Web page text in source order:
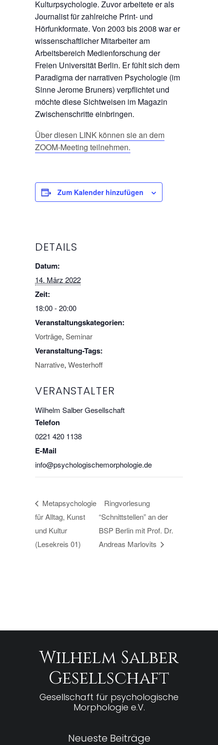
Kulturpsychologie. Zuvor arbeitete er als
Journalist für zahlreiche Print- und
Hörfunkformate. Von 2003 bis 2008 war er
wissenschaftlicher Mitarbeiter am
Arbeitsbereich Medienforschung der
Freien Universität Berlin. Er fühlt sich dem
Paradigma der narrativen Psychologie (im
Sinne Jerome Bruners) verpflichtet und
möchte diese Sichtweisen im Magazin
Zwischenschritte einbringen.
Über diesen LINK können sie an dem
ZOOM-Meeting teilnehmen.
Zum Kalender hinzufügen
DETAILS
Datum:
14. März 2022
Zeit:
18:00 - 20:00
Veranstaltungskategorien:
Vorträge, Seminar
Veranstaltung-Tags:
Narrative, Westerhoff
VERANSTALTER
Wilhelm Salber Gesellschaft
Telefon
0221 420 1138
E-Mail
info@psychologischemorphologie.de
Metapsychologie
für Alltag, Kunst
und Kultur
(Lesekreis 01)
Ringvorlesung
“Schnittstellen” an der
BSP Berlin mit Prof. Dr.
Andreas Marlovits
Wilhelm Salber
Gesellschaft
Gesellschaft für psychologische
Morphologie e.V.
Neueste Beiträge